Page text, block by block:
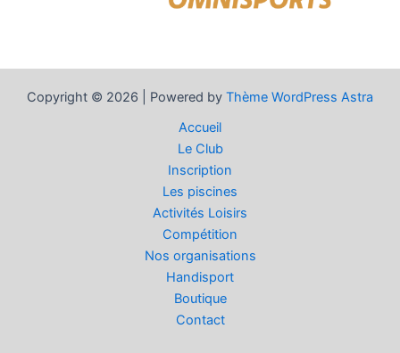
Copyright © 2026 | Powered by Thème WordPress Astra
Accueil
Le Club
Inscription
Les piscines
Activités Loisirs
Compétition
Nos organisations
Handisport
Boutique
Contact